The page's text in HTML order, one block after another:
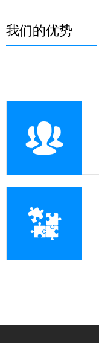
我们的优势